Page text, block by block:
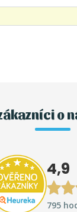
o
4,9
795